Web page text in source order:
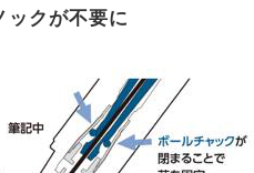
ックが不要に